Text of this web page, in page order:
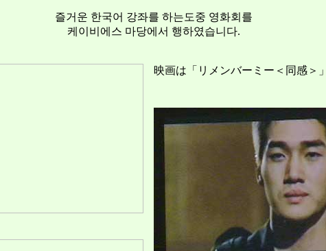
즐거운 한국어 강좌를 하는도중 영화회를
케이비에스 마당에서 행하였습니다.
映画は「リメンバーミー＜同感＞